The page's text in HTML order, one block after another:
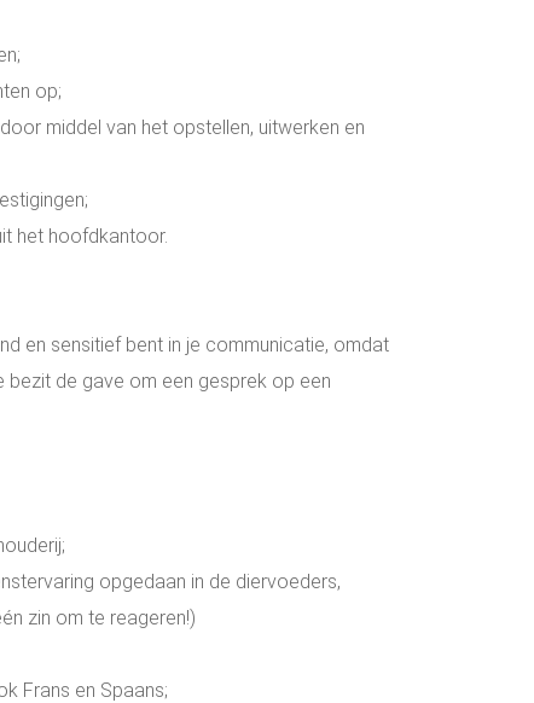
op;
middel van het opstellen, uitwerken en
het hoofdkantoor.
en sensitief bent in je communicatie, omdat
bezit de gave om een gesprek op een
opgedaan in de diervoeders,
zin om te reageren!)
Frans en Spaans;